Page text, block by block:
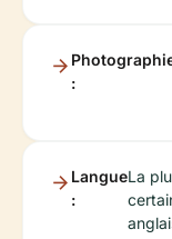
:
Langue
:
La